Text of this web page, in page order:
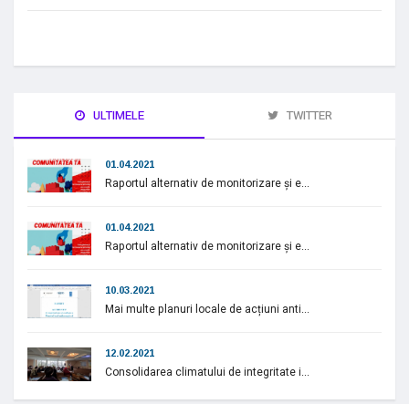
ULTIMELE TWITTER
01.04.2021
Raportul alternativ de monitorizare și e...
01.04.2021
Raportul alternativ de monitorizare și e...
10.03.2021
Mai multe planuri locale de acțiuni anti...
12.02.2021
Consolidarea climatului de integritate i...